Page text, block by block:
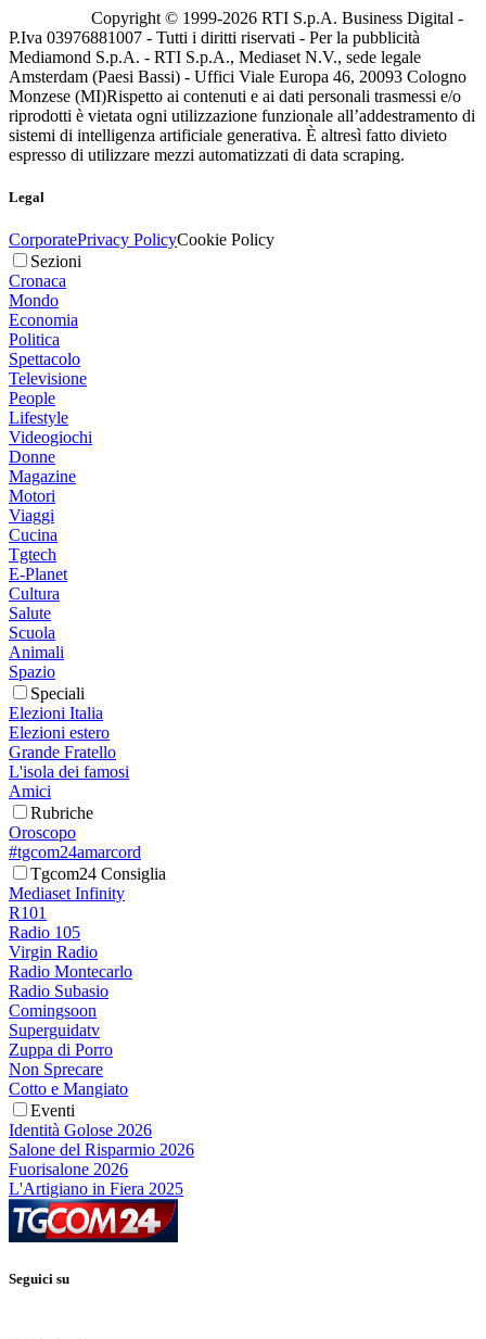
Copyright © 1999-2026 RTI S.p.A. Business Digital -
P.Iva 03976881007 - Tutti i diritti riservati - Per la pubblicità
Mediamond S.p.A. - RTI S.p.A., Mediaset N.V., sede legale
Amsterdam (Paesi Bassi) - Uffici Viale Europa 46, 20093 Cologno
Monzese (MI)Rispetto ai contenuti e ai dati personali trasmessi e/o
riprodotti è vietata ogni utilizzazione funzionale all’addestramento di
sistemi di intelligenza artificiale generativa. È altresì fatto divieto
espresso di utilizzare mezzi automatizzati di data scraping.
Legal
CorporatePrivacy PolicyCookie Policy
Sezioni
Cronaca
Mondo
Economia
Politica
Spettacolo
Televisione
People
Lifestyle
Videogiochi
Donne
Magazine
Motori
Viaggi
Cucina
Tgtech
E-Planet
Cultura
Salute
Scuola
Animali
Spazio
Speciali
Elezioni Italia
Elezioni estero
Grande Fratello
L'isola dei famosi
Amici
Rubriche
Oroscopo
#tgcom24amarcord
Tgcom24 Consiglia
Mediaset Infinity
R101
Radio 105
Virgin Radio
Radio Montecarlo
Radio Subasio
Comingsoon
Superguidatv
Zuppa di Porro
Non Sprecare
Cotto e Mangiato
Eventi
Identità Golose 2026
Salone del Risparmio 2026
Fuorisalone 2026
L'Artigiano in Fiera 2025
Seguici su